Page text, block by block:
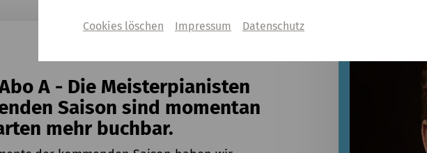
Cookies löschen Impressum Datenschutz
A - Die Meisterpianisten
Saison sind momentan
mehr buchbar.